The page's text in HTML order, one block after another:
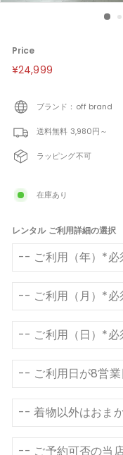
Price
定
¥24,999
ブランド：off brand
送料無料 3,980円～
ラッピング不可
在庫あり
レンタル ご利用詳細の選択